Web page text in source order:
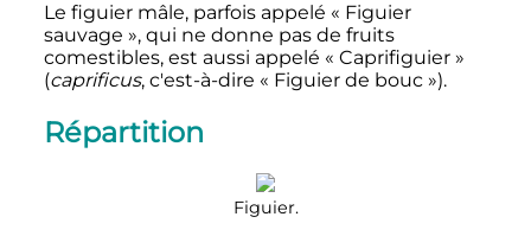
Le figuier mâle, parfois appelé « Figuier
sauvage », qui ne donne pas de fruits
comestibles, est aussi appelé « Caprifiguier »
(caprificus, c'est-à-dire « Figuier de bouc »).
Répartition
Figuier.